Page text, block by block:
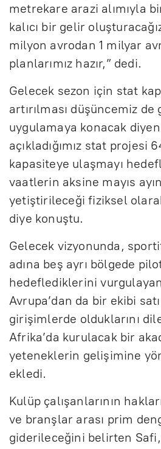
metrekare arazi alımıyla
kalıcı bir gelir
milyon avrodan 1 milyar
planlarımız hazır,” dedi.
Gelecek sezon için stat
artırılması düşüncemiz
uygulamaya konacak diyen
açıkladığımız stat projesi
kapasiteye ulaşmayı
vaatlerin aksine mayıs
yetiştirileceği fiziksel
diye konuştu.
Gelecek vizyonunda,
adına beş ayrı bölgede
hedeflediklerini
Avrupa’dan da bir ekibi
girişimlerde olduklarını
Afrika’da kurulacak bir
yeteneklerin gelişimine
ekledi.
Kulüp çalışanlarının
ve branşlar arası prim
giderileceğini belirten